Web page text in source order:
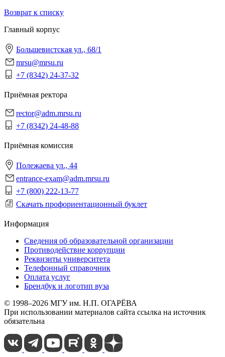
Возврат к списку
Главный корпус
Большевистская ул., 68/1
mrsu@mrsu.ru
+7 (8342) 24-37-32
Приёмная ректора
rector@adm.mrsu.ru
+7 (8342) 24-48-88
Приёмная комиссия
Полежаева ул., 44
entrance-exam@adm.mrsu.ru
+7 (800) 222-13-77
Скачать профориентационный буклет
Информация
Сведения об образовательной организации
Противодействие коррупции
Реквизиты университета
Телефонный справочник
Оплата услуг
Брендбук и логотип вуза
© 1998–2026 МГУ им. Н.П. ОГАРЁВА
При использовании материалов сайта ссылка на источник
обязательна